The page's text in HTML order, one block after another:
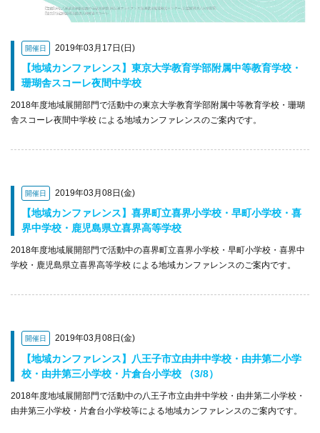
開催日 2019年03月17日(日)
【地域カンファレンス】東京大学教育学部附属中等教育学校・
珊瑚舎スコーレ夜間中学校
2018年度地域展開部門で活動中の東京大学教育学部附属中等教育学校・珊瑚
舎スコーレ夜間中学校 による地域カンファレンスのご案内です。
開催日 2019年03月08日(金)
【地域カンファレンス】喜界町立喜界小学校・早町小学校・喜
界中学校・鹿児島県立喜界高等学校
2018年度地域展開部門で活動中の喜界町立喜界小学校・早町小学校・喜界中
学校・鹿児島県立喜界高等学校 による地域カンファレンスのご案内です。
開催日 2019年03月08日(金)
【地域カンファレンス】八王子市立由井中学校・由井第二小学
校・由井第三小学校・片倉台小学校 （3/8）
2018年度地域展開部門で活動中の八王子市立由井中学校・由井第二小学校・
由井第三小学校・片倉台小学校等による地域カンファレンスのご案内です。